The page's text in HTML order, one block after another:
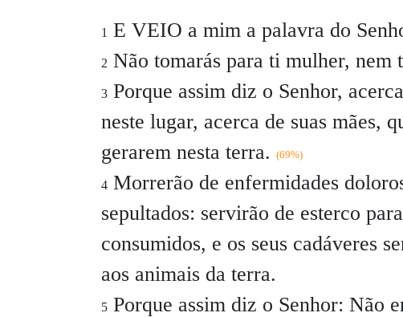
1 E VEIO a mim a palavra do
2 Não tomarás para ti mulher, nem
3 Porque assim diz o Senhor,
neste lugar, acerca de suas mães,
gerarem nesta terra. (69%)
4 Morrerão de enfermidades
sepultados: servirão de esterco
consumidos, e os seus cadáveres
aos animais da terra.
5 Porque assim diz o Senhor: Não